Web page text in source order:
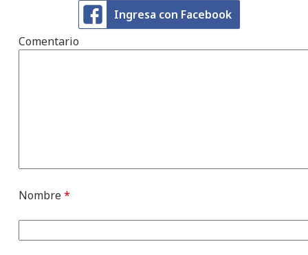
Ingresa con Facebook
Comentario
Nombre*